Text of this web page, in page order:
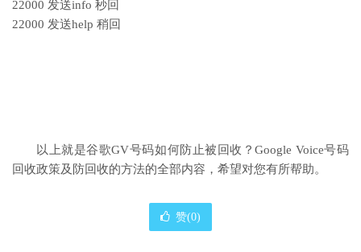
22000 发送info 秒回
22000 发送help 稍回
以上就是谷歌GV号码如何防止被回收？Google Voice号码
回收政策及防回收的方法的全部内容，希望对您有所帮助。
赞(0)